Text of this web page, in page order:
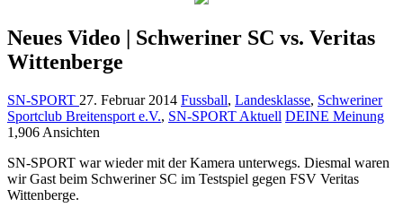
Neues Video | Schweriner SC vs. Veritas
Wittenberge
SN-SPORT 27. Februar 2014 Fussball, Landesklasse, Schweriner
Sportclub Breitensport e.V., SN-SPORT Aktuell DEINE Meinung
1,906 Ansichten
SN-SPORT war wieder mit der Kamera unterwegs. Diesmal waren
wir Gast beim Schweriner SC im Testspiel gegen FSV Veritas
Wittenberge.